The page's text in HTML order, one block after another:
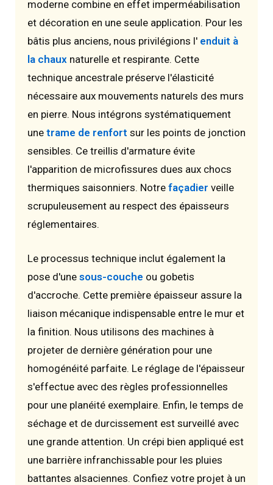
moderne combine en effet imperméabilisation
et décoration en une seule application. Pour les
bâtis plus anciens, nous privilégions l' enduit à
la chaux naturelle et respirante. Cette
technique ancestrale préserve l'élasticité
nécessaire aux mouvements naturels des murs
en pierre. Nous intégrons systématiquement
une trame de renfort sur les points de jonction
sensibles. Ce treillis d'armature évite
l'apparition de microfissures dues aux chocs
thermiques saisonniers. Notre façadier veille
scrupuleusement au respect des épaisseurs
réglementaires.
Le processus technique inclut également la
pose d'une sous-couche ou gobetis
d'accroche. Cette première épaisseur assure la
liaison mécanique indispensable entre le mur et
la finition. Nous utilisons des machines à
projeter de dernière génération pour une
homogénéité parfaite. Le réglage de l'épaisseur
s'effectue avec des règles professionnelles
pour une planéité exemplaire. Enfin, le temps de
séchage et de durcissement est surveillé avec
une grande attention. Un crépi bien appliqué est
une barrière infranchissable pour les pluies
battantes alsaciennes. Confiez votre projet à un